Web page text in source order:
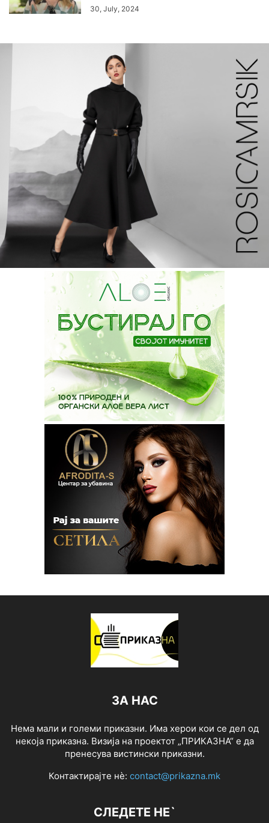
30, July, 2024
ЗА НАС
Нема мали и големи приказни. Има херои кои се дел од
некоја приказна. Визија на проектот „ПРИКАЗНА“ е да
пренесува вистински приказни.
Контактирајте нѐ: contact@prikazna.mk
СЛЕДЕТЕ НЕ`